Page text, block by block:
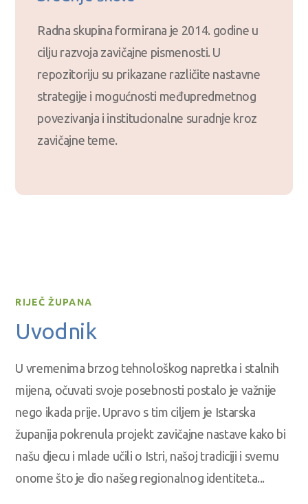
Radna skupina formirana je 2014. godine u
cilju razvoja zavičajne pismenosti. U
repozitoriju su prikazane različite nastavne
strategije i mogućnosti međupredmetnog
povezivanja i institucionalne suradnje kroz
zavičajne teme.
RIJEČ ŽUPANA
Uvodnik
U vremenima brzog tehnološkog napretka i stalnih
mijena, očuvati svoje posebnosti postalo je važnije
nego ikada prije. Upravo s tim ciljem je Istarska
županija pokrenula projekt zavičajne nastave kako bi
našu djecu i mlade učili o Istri, našoj tradiciji i svemu
onome što je dio našeg regionalnog identiteta...